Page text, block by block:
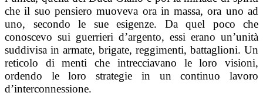
che il suo pensiero muoveva ora in massa, ora uno ad
uno, secondo le sue esigenze. Da quel poco che
conoscevo sui guerrieri d’argento, essi erano un’unità
suddivisa in armate, brigate, reggimenti, battaglioni. Un
reticolo di menti che intrecciavano le loro visioni,
ordendo le loro strategie in un continuo lavoro
d’interconnessione.